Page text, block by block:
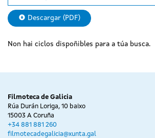
Descargar (PDF)
Non hai ciclos dispoñibles para a túa busca.
Filmoteca de Galicia
Rúa Durán Loriga, 10 baixo
15003 A Coruña
+34 881 881 260
filmotecadegalicia@xunta.gal